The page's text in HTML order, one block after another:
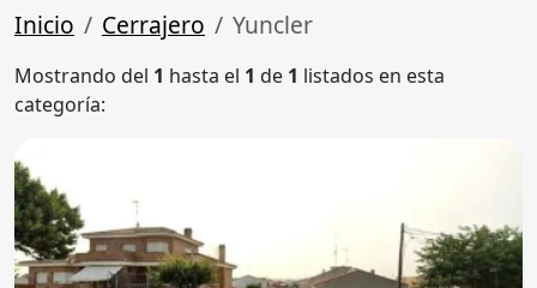
Inicio Cerrajero Yuncler
Mostrando del 1 hasta el 1 de 1 listados en esta
categoría: